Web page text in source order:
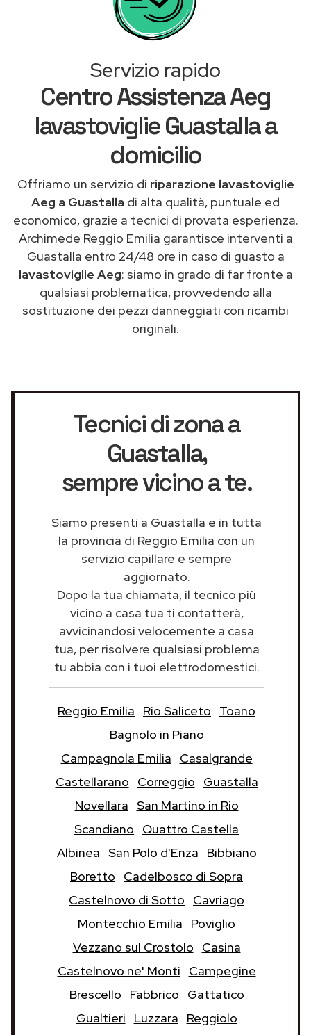
Servizio rapido
Centro Assistenza Aeg
lavastoviglie Guastalla a
domicilio
Offriamo un servizio di riparazione lavastoviglie
Aeg a Guastalla di alta qualità, puntuale ed
economico, grazie a tecnici di provata esperienza.
Archimede Reggio Emilia garantisce interventi a
Guastalla entro 24/48 ore in caso di guasto a
lavastoviglie Aeg: siamo in grado di far fronte a
qualsiasi problematica, provvedendo alla
sostituzione dei pezzi danneggiati con ricambi
originali.
Tecnici di zona a
Guastalla,
sempre vicino a te.
Siamo presenti a Guastalla e in tutta
la provincia di Reggio Emilia con un
servizio capillare e sempre
aggiornato.
Dopo la tua chiamata, il tecnico più
vicino a casa tua ti contatterà,
avvicinandosi velocemente a casa
tua, per risolvere qualsiasi problema
tu abbia con i tuoi elettrodomestici.
Reggio Emilia Rio Saliceto
Toano
Bagnolo in Piano
Campagnola Emilia
Casalgrande
Castellarano
Correggio
Guastalla
Novellara San Martino in Rio
Scandiano
Quattro Castella
Albinea San Polo d'Enza
Bibbiano
Boretto
Cadelbosco di Sopra
Castelnovo di Sotto
Cavriago
Montecchio Emilia
Poviglio
Vezzano sul Crostolo
Casina
Castelnovo ne' Monti
Campegine
Brescello
Fabbrico
Gattatico
Gualtieri
Luzzara
Reggiolo